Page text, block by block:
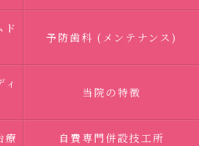
ド
予防歯科 (メンテナンス)
当院の特徴
療 自費専門併設技工所